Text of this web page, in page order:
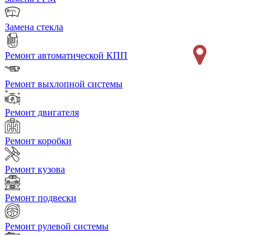
Замена стекла
Ремонт автоматической КПП
Ремонт выхлопной системы
Ремонт двигателя
Ремонт коробки
Ремонт кузова
Ремонт подвески
Ремонт рулевой системы